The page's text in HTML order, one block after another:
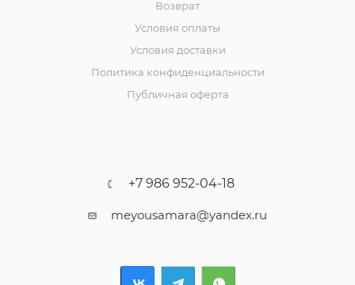
Возврат
Условия оплаты
Условия доставки
Политика конфиденциальности
Публичная оферта
+7 986 952-04-18
meyousamara@yandex.ru